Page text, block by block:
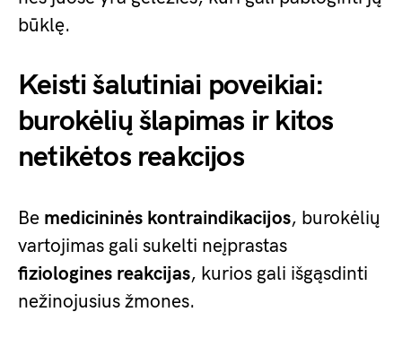
būklę.
Keisti šalutiniai poveikiai:
burokėlių šlapimas ir kitos
netikėtos reakcijos
Be medicininės kontraindikacijos, burokėlių
vartojimas gali sukelti neįprastas
fiziologines reakcijas, kurios gali išgąsdinti
nežinojusius žmones.